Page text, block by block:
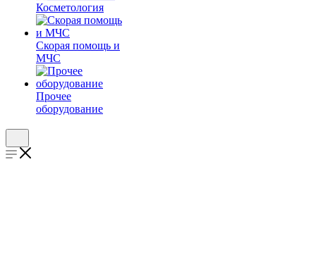
Косметология
Скорая помощь и
МЧС
Прочее
оборудование